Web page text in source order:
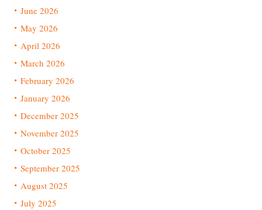
June 2026
May 2026
April 2026
March 2026
February 2026
January 2026
December 2025
November 2025
October 2025
September 2025
August 2025
July 2025